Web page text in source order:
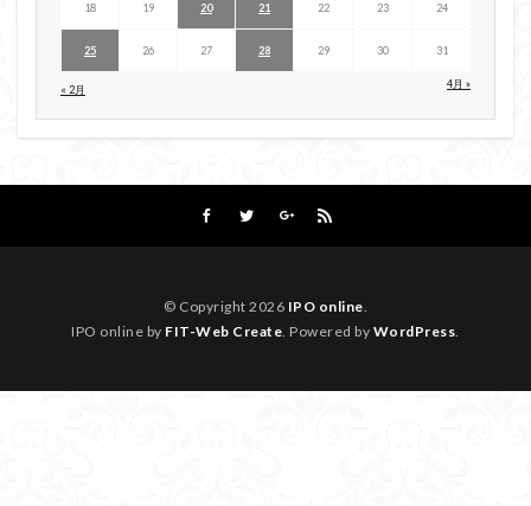
« 2月 4月 »
18 19 20 21 22 23 24
25 26 27 28 29 30 31
© Copyright 2026 IPO online.
IPO online by FIT-Web Create. Powered by WordPress.